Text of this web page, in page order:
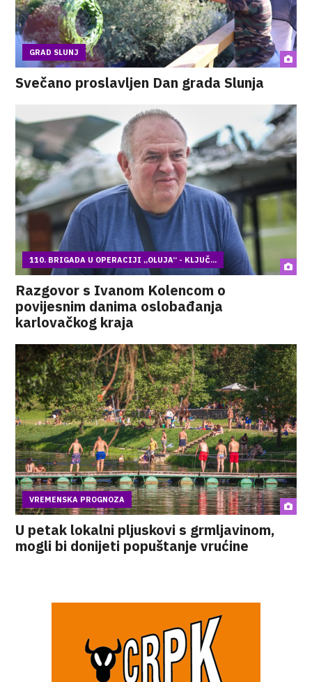
GRAD SLUNJ
Svečano proslavljen Dan grada Slunja
110. BRIGADA U OPERACIJI „OLUJA“ - KLJUČ...
Razgovor s Ivanom Kolencom o
povijesnim danima oslobađanja
karlovačkog kraja
VREMENSKA PROGNOZA
U petak lokalni pljuskovi s grmljavinom,
mogli bi donijeti popuštanje vrućine